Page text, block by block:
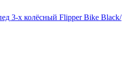
3-х колёсный Flipper Bike Black/